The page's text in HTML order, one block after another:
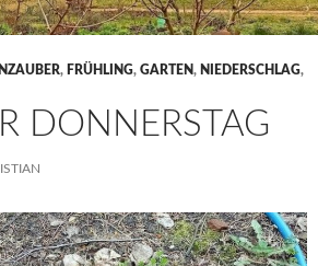
, FRÜHLING, GARTEN, NIEDERSCHLAG,
DONNERSTAG